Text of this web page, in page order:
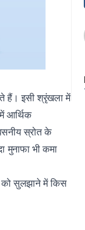
हैं। इसी श्रृंखला में
आर्थिक
स्रोत के
मुनाफा भी कमा
को सुलझाने में किस